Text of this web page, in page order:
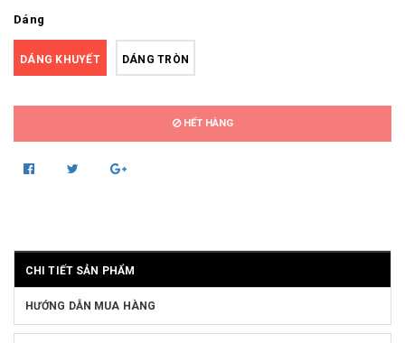
Dáng
DÁNG KHUYẾT DÁNG TRÒN
HẾT HÀNG
CHI TIẾT SẢN PHẨM
HƯỚNG DẪN MUA HÀNG